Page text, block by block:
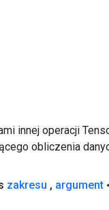
innej operacji
obliczenia
zakresu , argument